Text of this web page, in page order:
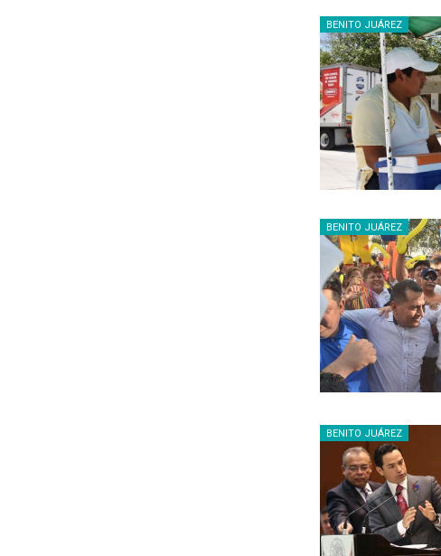
BENITO JUÁREZ
BENITO JUÁREZ
BENITO JUÁREZ